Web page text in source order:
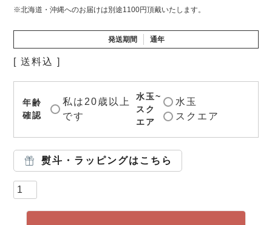
※北海道・沖縄へのお届けは別途1100円頂戴いたします。
発送期間 通年
送料込
年齢
確認
私は20歳以上
です
水玉~
スク
エア
水玉
スクエア
熨斗・ラッピングはこちら